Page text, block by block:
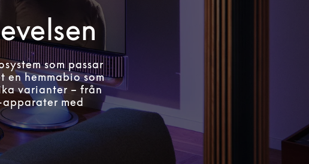
som passar
en hemmabio som
varianter – från
med